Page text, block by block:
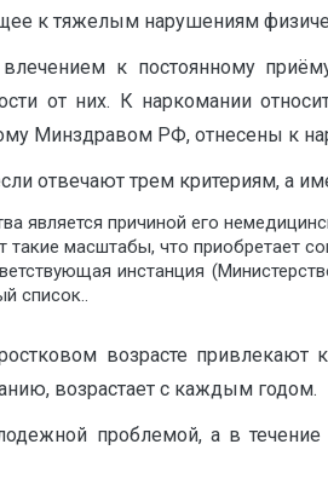
к тяжелым нарушениям
к постоянному
от них. К наркомании
Минздравом РФ, отнесены к
отвечают трем критериям, а
является причиной его
масштабы, что приобретает
инстанция
список..
возрасте
возрастает с каждым годом.
проблемой, а в